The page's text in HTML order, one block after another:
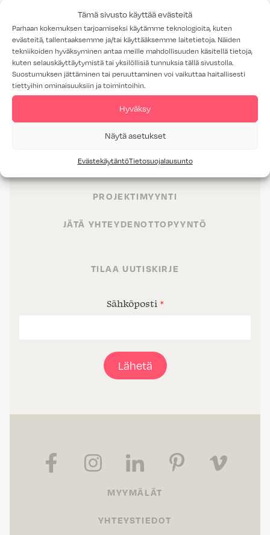
Tämä sivusto käyttää evästeitä
Parhaan kokemuksen tarjoamiseksi käytämme teknologioita, kuten
evästeitä, tallentaaksemme ja/tai käyttääksemme laitetietoja. Näiden
tekniikoiden hyväksyminen antaa meille mahdollisuuden käsitellä tietoja,
kuten selauskäyttäytymistä tai yksilöllisiä tunnuksia tällä sivustolla.
Suostumuksen jättäminen tai peruuttaminen voi vaikuttaa haitallisesti
tiettyihin ominaisuuksiin ja toimintoihin.
Hyväksy
Näytä asetukset
EvästekäytäntöTietosuojalausunto
TUOTTEET
TILAT
PALVELUT
PROJEKTIMYYNTI
JÄTÄ YHTEYDENOTTOPYYNTÖ
TILAA UUTISKIRJE
Sähköposti *
Lähetä
MYYMÄLÄT
YHTEYSTIEDOT